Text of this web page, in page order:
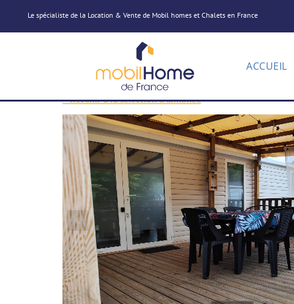
Le spécialiste de la Location & Vente de Mobil homes et Chalets en France
ACCUEIL
< Revenir à la sélection d'annonce